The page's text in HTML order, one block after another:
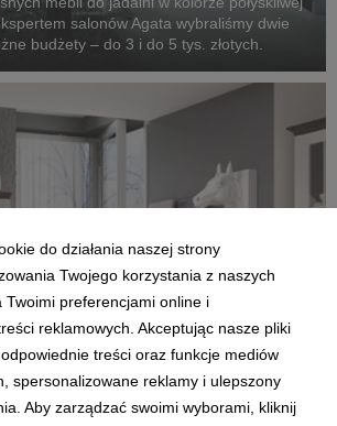
salonów Agata wybraliśmy dwie
budżety – do 3 i do 5 tys. złotych.
do działania naszej strony
Twojego korzystania z naszych
Twoimi preferencjami online i
reklamowych. Akceptując nasze pliki
treści oraz funkcje mediów
spersonalizowane reklamy i ulepszony
Aby zarządzać swoimi wyborami, kliknij